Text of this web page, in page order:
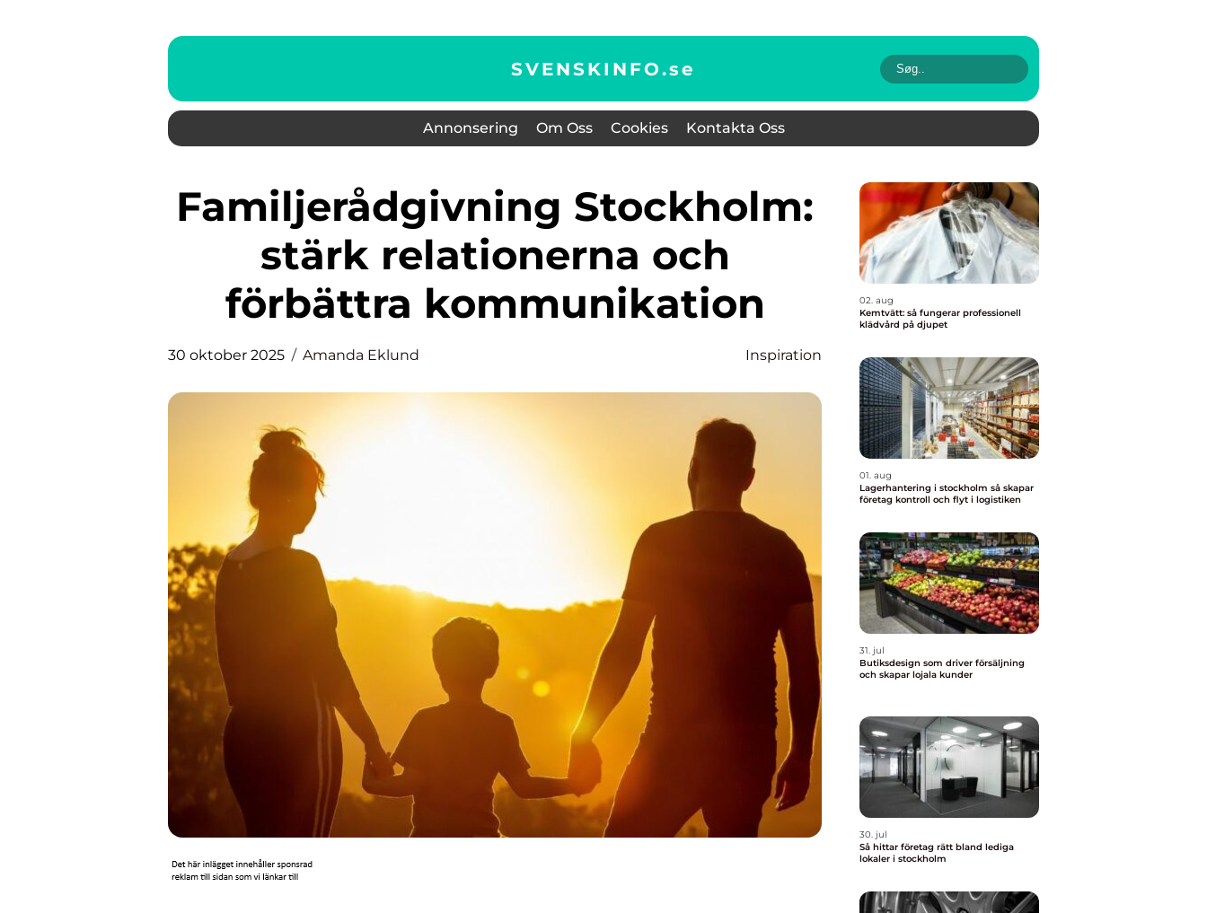
SVENSKINFO.se
Annonsering Om Oss Cookies Kontakta Oss
Familjerådgivning Stockholm:
stärk relationerna och
förbättra kommunikation
30 oktober 2025 Amanda Eklund Inspiration
02. aug
Kemtvätt: så fungerar professionell
klädvård på djupet
01. aug
Lagerhantering i stockholm så skapar
företag kontroll och flyt i logistiken
31. jul
Butiksdesign som driver försäljning
och skapar lojala kunder
30. jul
Så hittar företag rätt bland lediga
lokaler i stockholm